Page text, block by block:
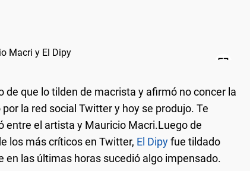
de que lo tilden de macrista y afirmó no concer la
la red social Twitter y hoy se produjo. Te
entre el artista y Mauricio Macri.Luego de
los más críticos en Twitter, El Dipyfue tildado
en las últimas horas sucedió algo impensado.